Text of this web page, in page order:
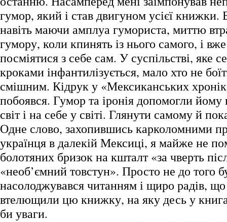
гумор, який і став двигуном усієї книжки.
навіть маючи амплуа гумориста, миттю
гумору, коли кпинять із нього самого, і
посміятися з себе сам. У суспільстві, яке
кроками інфантилізується, мало хто не
смішним. Кідрук у «Мексиканських
побоявся. Гумор та іронія допомогли йому
світ і на себе у світі. Глянути самому й
Одне слово, захопившись карколомними
українця в далекій Мексиці, я майже не
болотяних бризок на кшталт «за чверть
«необ’ємний товстун». Просто не до того
насолоджувався читанням і щиро радів,
втелющили цю книжку, на яку десь у
би уваги.